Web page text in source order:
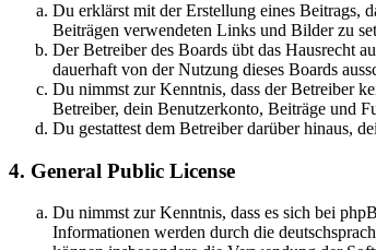
Du erklärst mit der Erstellung eines Beitrags,
Beiträgen verwendeten Links und Bilder zu
Der Betreiber des Boards übt das Hausrecht
dauerhaft von der Nutzung dieses Boards
Du nimmst zur Kenntnis, dass der Betreiber
Betreiber, dein Benutzerkonto, Beiträge und
Du gestattest dem Betreiber darüber hinaus,
4. General Public License
Du nimmst zur Kenntnis, dass es sich bei
Informationen werden durch die